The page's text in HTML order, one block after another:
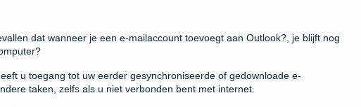
dat wanneer je een e-mailaccount toevoegt aan Outlook?, je blijft nog
u toegang tot uw eerder gesynchroniseerde of gedownloade e-
taken, zelfs als u niet verbonden bent met internet.